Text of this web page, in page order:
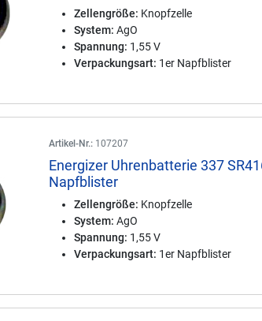
Zellengröße: Knopfzelle
System: AgO
Spannung: 1,55 V
Verpackungsart: 1er Napfblister
Artikel-Nr.: 107207
Energizer Uhrenbatterie 337
Napfblister
Zellengröße: Knopfzelle
System: AgO
Spannung: 1,55 V
Verpackungsart: 1er Napfblister